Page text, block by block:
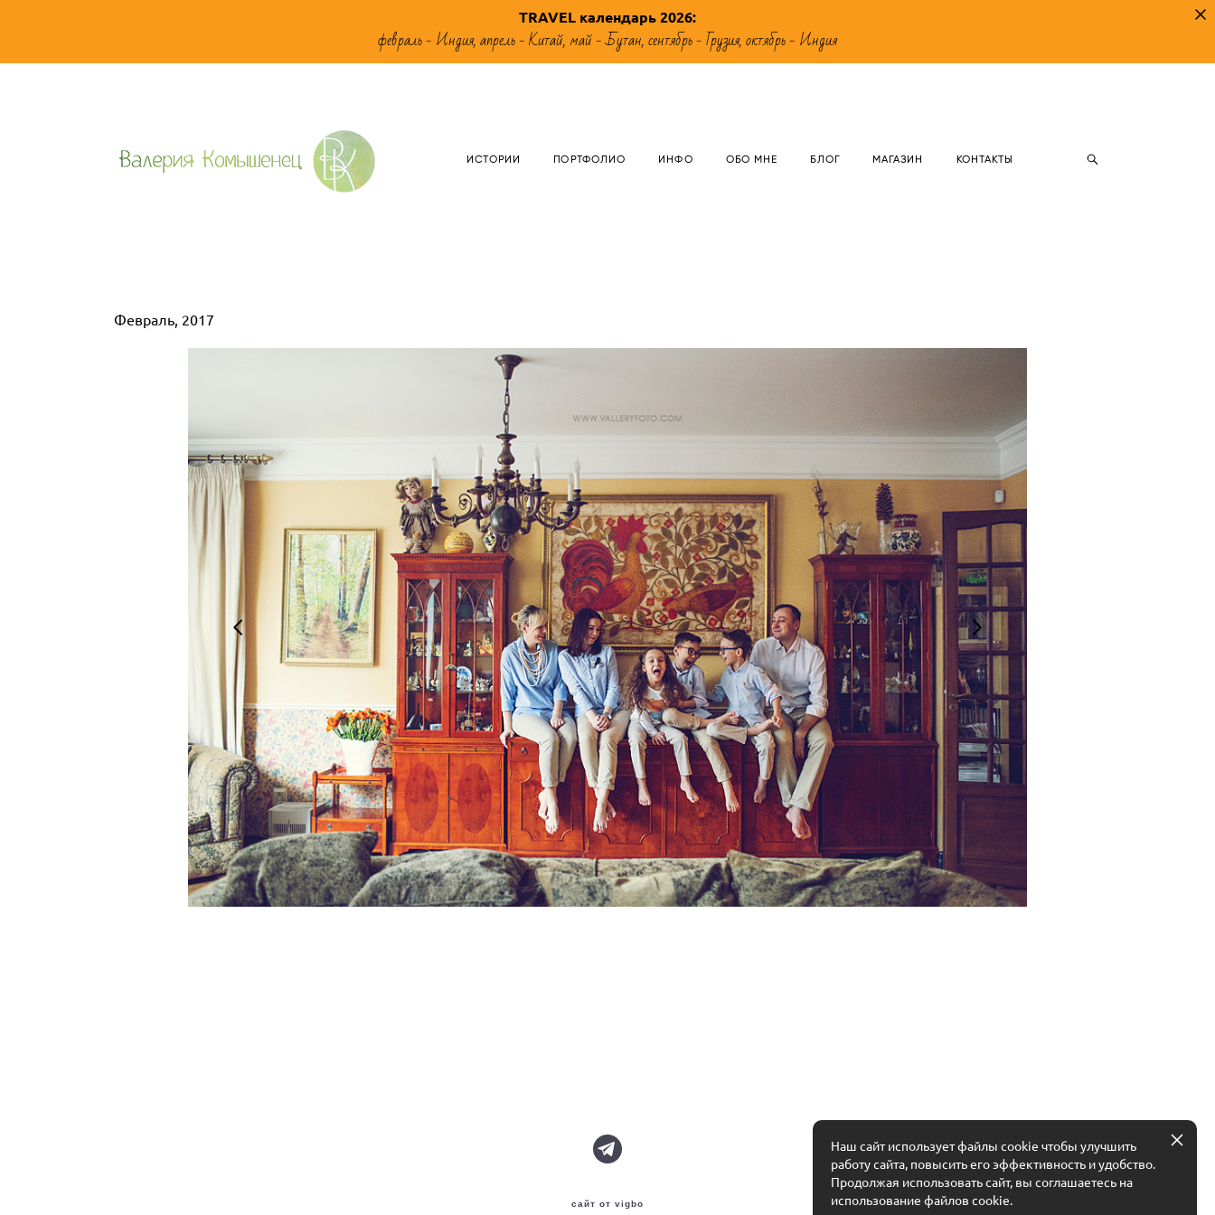
TRAVEL календарь 2026:
февраль - Индия, апрель - Китай, май - Бутан, сентябрь - Грузия, октябрь - Индия
ИСТОРИИ ПОРТФОЛИО ИНФО ОБО МНЕ БЛОГ МАГАЗИН КОНТАКТЫ
Февраль, 2017
сайт от vigbo
Наш сайт использует файлы cookie чтобы улучшить
работу сайта, повысить его эффективность и удобство.
Продолжая использовать сайт, вы соглашаетесь на
использование файлов cookie.